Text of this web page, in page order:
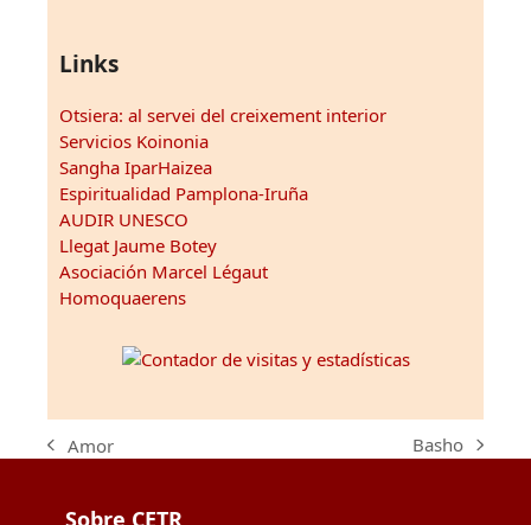
Links
Otsiera: al servei del creixement interior
Servicios Koinonia
Sangha IparHaizea
Espiritualidad Pamplona-Iruña
AUDIR UNESCO
Llegat Jaume Botey
Asociación Marcel Légaut
Homoquaerens
previous
Amor
next
Basho
Sobre CETR